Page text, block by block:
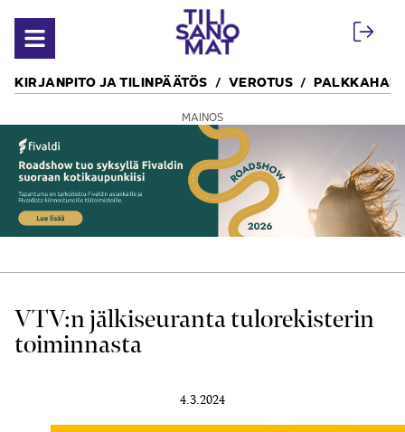
Avaa valikko
KIRJANPITO JA TILINPÄÄTÖS VEROTUS
MAINOS
VTV:n jälki­seuranta tulo­rekisterin
toiminnasta
4.3.2024